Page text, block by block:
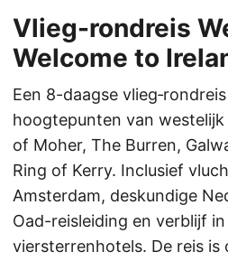
Vlieg-rondreis
Welcome to
Een 8-daagse
hoogtepunten van
of Moher, The Burren,
Ring of Kerry. Inclusief
Amsterdam, deskundige
Oad-reisleiding en verblijf
viersterrenhotels. De reis is